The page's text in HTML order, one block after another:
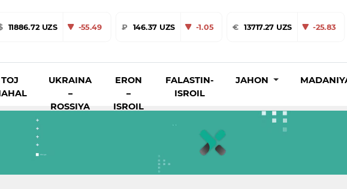
11886.72 UZS -55.49 ₽ 146.37 UZS -1.05 € 13717.27 UZS -25.83
TOJ
UKRAINA
–
ROSSIYA
ERON
–
ISROIL
FALASTIN-
ISROIL
JAHON